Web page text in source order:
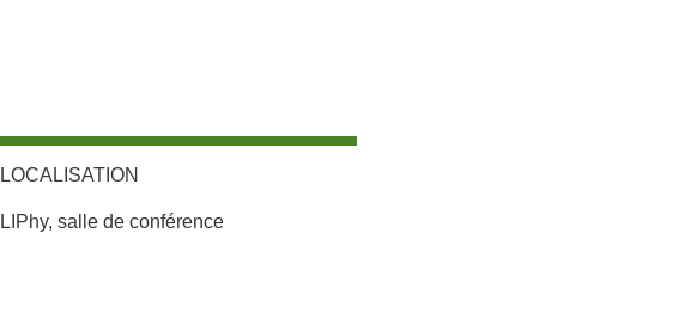
LOCALISATION
Complément lieu
LIPhy, salle de conférence